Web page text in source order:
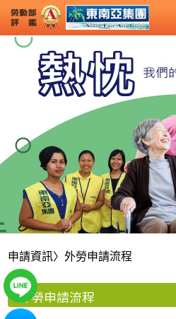
申請資訊〉外勞申請流程